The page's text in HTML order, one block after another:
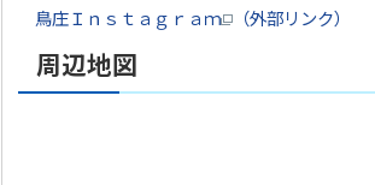
鳥庄Ｉｎｓｔａｇｒａｍ （外部リンク）
周辺地図